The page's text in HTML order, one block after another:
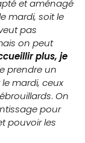
et aménagé
mardi, soit le
pas
on peut
plus, je
prendre un
mardi, ceux
. On
pour
pouvoir les